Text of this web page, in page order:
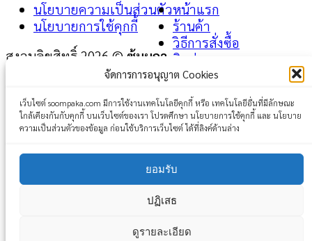
จัดการการอนุญาต Cookies
เว็บไซต์ soompaka.com มีการใช้งานเทคโนโลยีคุกกี้ หรือ เทคโนโลยีอื่นที่มีลักษณะ
ใกล้เคียงกันกับคุกกี้ บนเว็บไซต์ของเรา โปรดศึกษา นโยบายการใช้คุกกี้ และ นโยบาย
ความเป็นส่วนตัวของข้อมูล ก่อนใช้บริการเว็บไซต์ ได้ที่ลิงค์ด้านล่าง
ยอมรับ
ปฏิเสธ
ดูรายละเอียด
นโยบายความเป็นส่วนตัว
นโยบายการใช้คุกกี้
สงวนลิขสิทธิ์ 2026 © ซุ้มผกา
หน้าแรก
ร้านค้า
วิธีการสั่งซื้อ
ติดต่อเรา
Login
Username or email address*
Password*
Remember me